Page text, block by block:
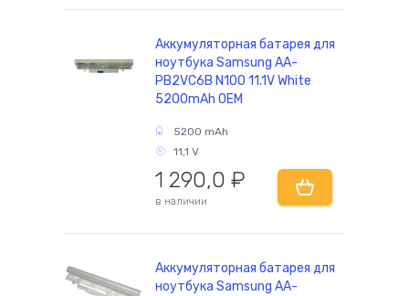
комплектующие
Аккумуляторная батарея для
ноутбука Samsung AA-
PB2VC6B N100 11.1V White
5200mAh OEM
5200 mAh
11,1 V
1 290,0 ₽
в наличии
Аккумуляторная батарея для
ноутбука Samsung AA-